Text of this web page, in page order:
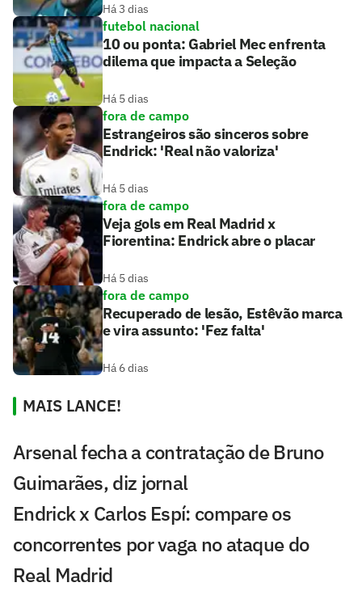
Há 3 dias
futebol nacional
10 ou ponta: Gabriel Mec enfrenta
dilema que impacta a Seleção
Há 5 dias
fora de campo
Estrangeiros são sinceros sobre
Endrick: 'Real não valoriza'
Há 5 dias
fora de campo
Veja gols em Real Madrid x
Fiorentina: Endrick abre o placar
Há 5 dias
fora de campo
Recuperado de lesão, Estêvão marca
e vira assunto: 'Fez falta'
Há 6 dias
MAIS LANCE!
Arsenal fecha a contratação de Bruno
Guimarães, diz jornal
Endrick x Carlos Espí: compare os
concorrentes por vaga no ataque do
Real Madrid